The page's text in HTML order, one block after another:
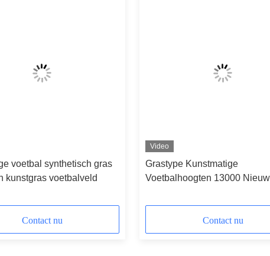
voetbal synthetisch gras
kunstgras voetbalveld
Contact nu
Video
Grastype Kunstmatige
Voetbalhoogten 13000
Contact nu